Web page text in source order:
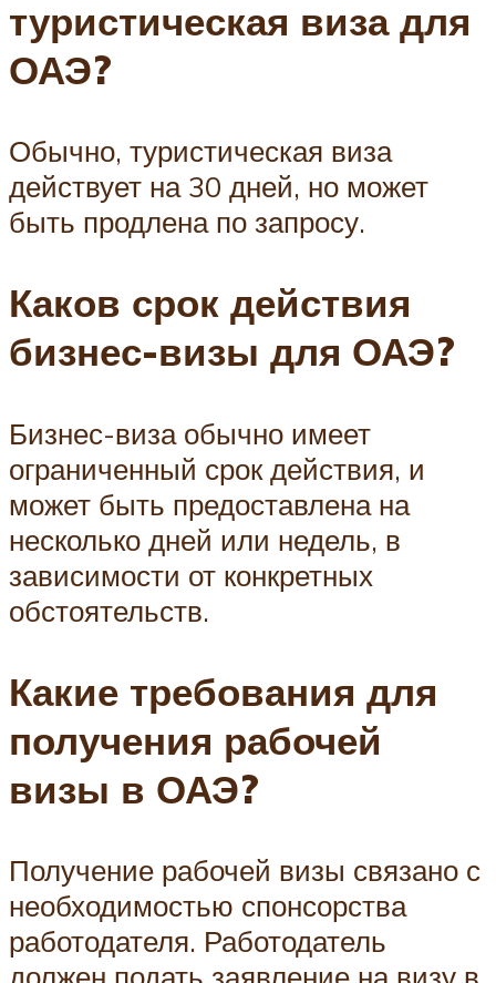
туристическая виза для
ОАЭ?
Обычно, туристическая виза
действует на 30 дней, но может
быть продлена по запросу.
Каков срок действия
бизнес-визы для ОАЭ?
Бизнес-виза обычно имеет
ограниченный срок действия, и
может быть предоставлена на
несколько дней или недель, в
зависимости от конкретных
обстоятельств.
Какие требования для
получения рабочей
визы в ОАЭ?
Получение рабочей визы связано с
необходимостью спонсорства
работодателя. Работодатель